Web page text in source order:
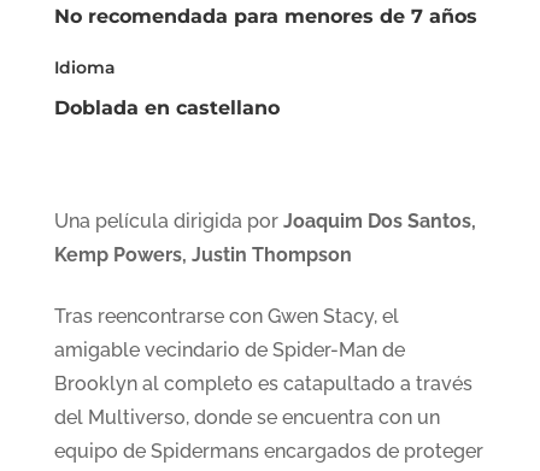
No recomendada para menores de 7 años
Idioma
Doblada en castellano
Una película dirigida por Joaquim Dos Santos,
Kemp Powers, Justin Thompson
Tras reencontrarse con Gwen Stacy, el
amigable vecindario de Spider-Man de
Brooklyn al completo es catapultado a través
del Multiverso, donde se encuentra con un
equipo de Spidermans encargados de proteger